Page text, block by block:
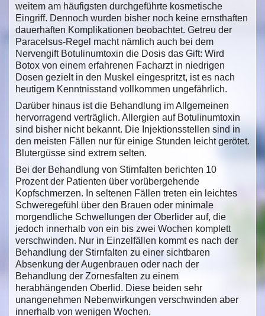
weitem am häufigsten durchgeführte kosmetische
Eingriff. Dennoch wurden bisher noch keine ernsthaften
dauerhaften Komplikationen beobachtet. Getreu der
Paracelsus-Regel macht nämlich auch bei dem
Nervengift Botulinumtoxin die Dosis das Gift: Wird
Botox von einem erfahrenen Facharzt in niedrigen
Dosen gezielt in den Muskel eingespritzt, ist es nach
heutigem Kenntnisstand vollkommen ungefährlich.
Darüber hinaus ist die Behandlung im Allgemeinen
hervorragend verträglich. Allergien auf Botulinumtoxin
sind bisher nicht bekannt. Die Injektionsstellen sind in
den meisten Fällen nur für einige Stunden leicht gerötet.
Blutergüsse sind extrem selten.
Bei der Behandlung von Stirnfalten berichten 10
Prozent der Patienten über vorübergehende
Kopfschmerzen. In seltenen Fällen treten ein leichtes
Schweregefühl über den Brauen oder minimale
morgendliche Schwellungen der Oberlider auf, die
jedoch innerhalb von ein bis zwei Wochen komplett
verschwinden. Nur in Einzelfällen kommt es nach der
Behandlung der Stirnfalten zu einer sichtbaren
Absenkung der Augenbrauen oder nach der
Behandlung der Zornesfalten zu einem
herabhängenden Oberlid. Diese beiden sehr
unangenehmen Nebenwirkungen verschwinden aber
innerhalb von wenigen Wochen.